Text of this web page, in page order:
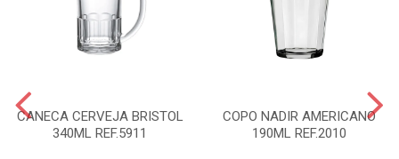
CANECA CERVEJA BRISTOL
340ML REF.5911
COPO NADIR AMERICANO
190ML REF.2010